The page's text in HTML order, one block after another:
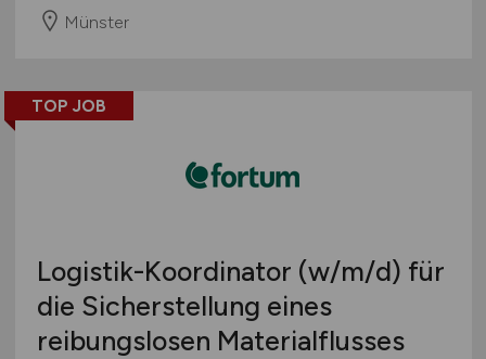
Münster
TOP JOB
Logistik-Koordinator (w/m/d) für
die Sicherstellung eines
reibungslosen Materialflusses